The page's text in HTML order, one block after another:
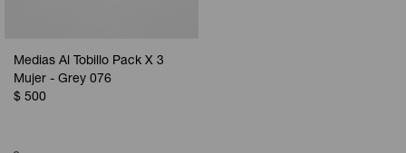
Medias Al Tobillo Pack X 3
Mujer - Grey 076
$ 500